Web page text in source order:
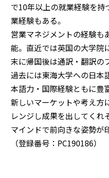
で10年以上の就業経験を
業経験もある。
営業マネジメントの経験も
能。直近では英国の大学院
末に帰国後は通訳・翻訳の
過去には東海大学への日本
本語力・国際経験ともに豊
新しいマーケットや考え方
レンジし成果を出してくれ
マインドで前向きな姿勢が
（登録番号：PC190186）